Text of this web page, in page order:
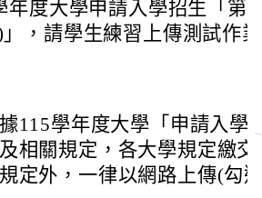
年度大學申請入學招生「第
，請學生練習上傳測試作
115學年度大學「申請入學
相關規定，各大學規定繳
定外，一律以網路上傳(勾